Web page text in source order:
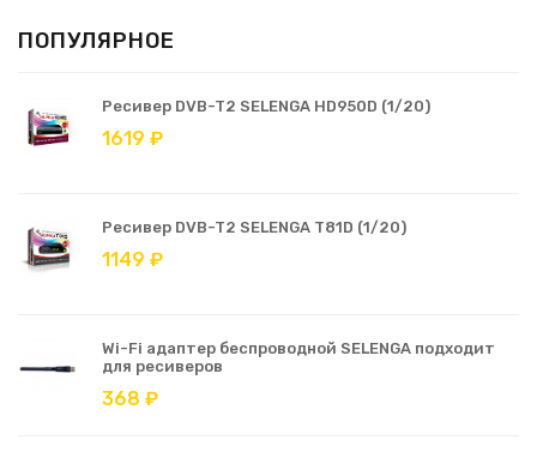
ПОПУЛЯРНОЕ
Ресивер DVB-T2 SELENGA HD950D (1/20)
1619 ₽
Ресивер DVB-T2 SELENGA T81D (1/20)
1149 ₽
Wi-Fi адаптер беспроводной SELENGA подходит
для ресиверов
368 ₽